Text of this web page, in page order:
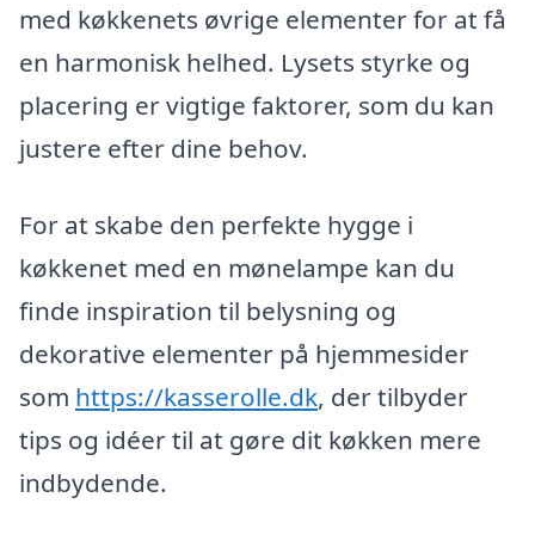
med køkkenets øvrige elementer for at få
en harmonisk helhed. Lysets styrke og
placering er vigtige faktorer, som du kan
justere efter dine behov.
For at skabe den perfekte hygge i
køkkenet med en mønelampe kan du
finde inspiration til belysning og
dekorative elementer på hjemmesider
som https://kasserolle.dk, der tilbyder
tips og idéer til at gøre dit køkken mere
indbydende.